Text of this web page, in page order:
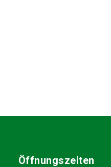
Öffnungszeiten